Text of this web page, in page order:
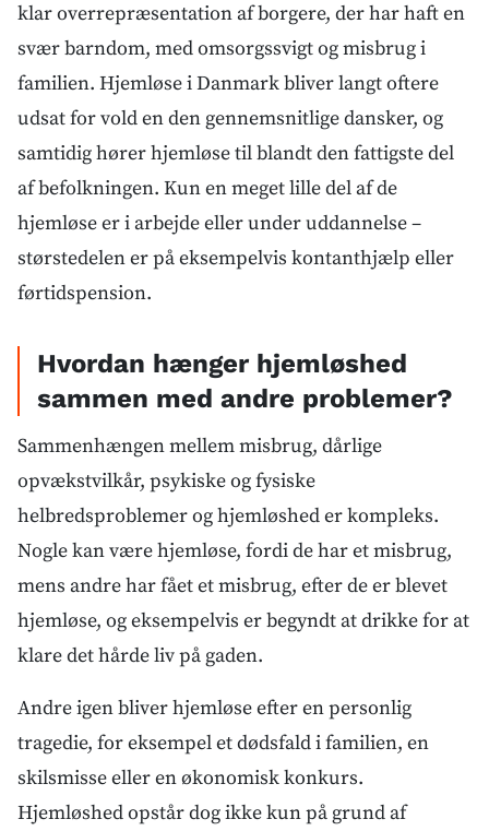
klar overrepræsentation af borgere, der har haft en
svær barndom, med omsorgssvigt og misbrug i
familien. Hjemløse i Danmark bliver langt oftere
udsat for vold en den gennemsnitlige dansker, og
samtidig hører hjemløse til blandt den fattigste del
af befolkningen. Kun en meget lille del af de
hjemløse er i arbejde eller under uddannelse –
størstedelen er på eksempelvis kontanthjælp eller
førtidspension.
Hvordan hænger hjemløshed
sammen med andre problemer?
Sammenhængen mellem misbrug, dårlige
opvækstvilkår, psykiske og fysiske
helbredsproblemer og hjemløshed er kompleks.
Nogle kan være hjemløse, fordi de har et misbrug,
mens andre har fået et misbrug, efter de er blevet
hjemløse, og eksempelvis er begyndt at drikke for at
klare det hårde liv på gaden.
Andre igen bliver hjemløse efter en personlig
tragedie, for eksempel et dødsfald i familien, en
skilsmisse eller en økonomisk konkurs.
Hjemløshed opstår dog ikke kun på grund af